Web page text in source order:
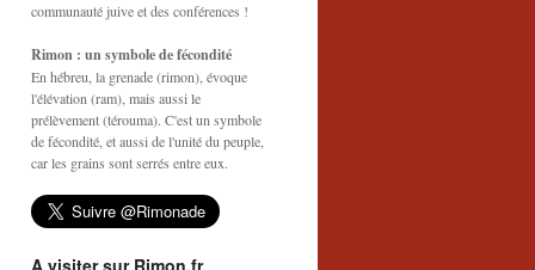
communauté juive et des conférences !
Rimon : un symbole de fécondité
En hébreu, la grenade (rimon), évoque
l'élévation (ram), mais aussi le
prélèvement (térouma). C'est un symbole
de fécondité, et aussi de l'unité du peuple,
car les grains sont serrés entre eux.
A visiter sur Rimon.fr